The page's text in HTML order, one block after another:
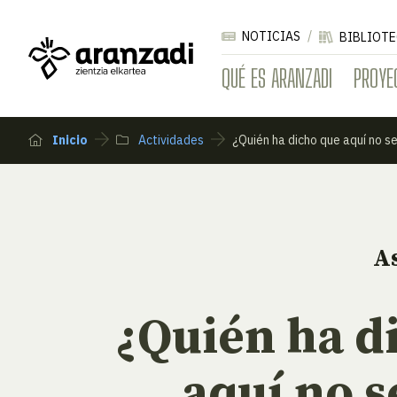
QUÉ ES ARANZADI
NOTICIAS
Inicio Actividades ¿Quién ha dicho que aquí no
¿Quién ha